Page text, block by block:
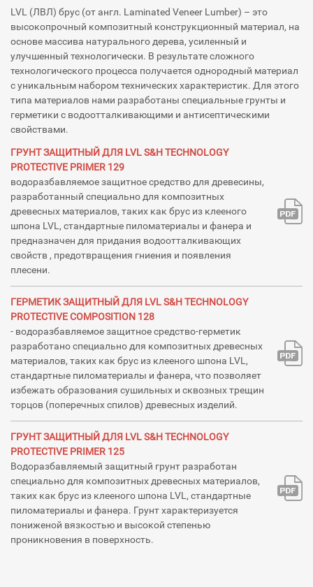
LVL (ЛВЛ) брус (от англ. Laminated Veneer Lumber) – это
высокопрочный композитный конструкционный материал, на
основе массива натурального дерева, усиленный и
улучшенный технологически. В результате сложного
технологического процесса получается однородный материал
с уникальным набором технических характеристик. Для этого
типа материалов нами разработаны специальные грунты и
герметики с водоотталкивающими и антисептическими
свойствами.
ГРУНТ ЗАЩИТНЫЙ ДЛЯ LVL S&H TECHNOLOGY
PROTECTIVE PRIMER 129
водоразбавляемое защитное средство для древесины,
разработанный специально для композитных
древесных материалов, таких как брус из клееного
шпона LVL, стандартные пиломатериалы и фанера и
предназначен для придания водоотталкивающих
свойств , предотвращения гниения и появления
плесени.
ГЕРМЕТИК ЗАЩИТНЫЙ ДЛЯ LVL S&H TECHNOLOGY
PROTECTIVE COMPOSITION 128
- водоразбавляемое защитное средство-герметик
разработано специально для композитных древесных
материалов, таких как брус из клееного шпона LVL,
стандартные пиломатериалы и фанера, что позволяет
избежать образования сушильных и сквозных трещин
торцов (поперечных спилов) древесных изделий.
ГРУНТ ЗАЩИТНЫЙ ДЛЯ LVL S&H TECHNOLOGY
PROTECTIVE PRIMER 125
Водоразбавляемый защитный грунт разработан
специально для композитных древесных материалов,
таких как брус из клееного шпона LVL, стандартные
пиломатериалы и фанера. Грунт характеризуется
пониженой вязкостью и высокой степенью
проникновения в поверхность.